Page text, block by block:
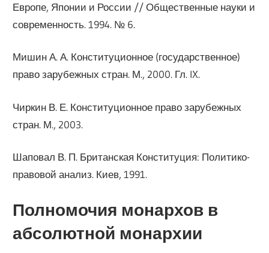
Европе, Японии и России // Общественные науки и
современность. 1994. № 6.
Мишин А. А. Конституционное (государственное)
право зарубежных стран. М., 2000. Гл. IX.
Чиркин В. Е. Конституционное право зарубежных
стран. М., 2003.
Шаповал В. П. Британская Конституция: Политико-
правовой анализ. Киев, 1991.
Полномочия монархов в
абсолютной монархии